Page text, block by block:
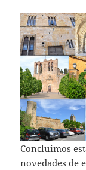
Concluimos
novedades de